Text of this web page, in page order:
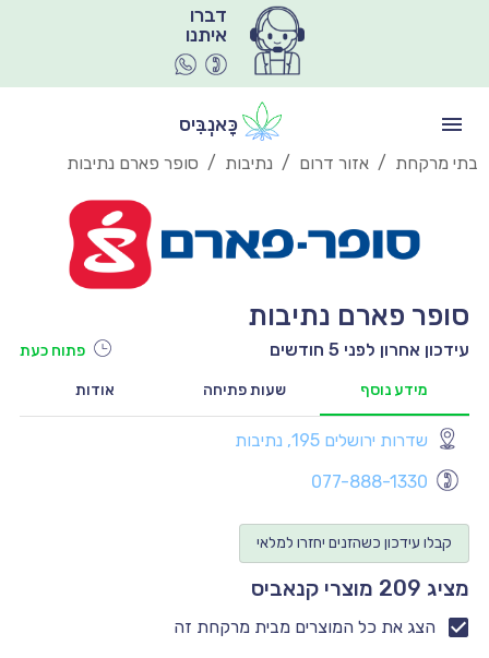
איתנו
כָּאנְבִּיס
בתי מרקחת / אזור דרום / נתיבות / סופר פארם נתיבות
סופר פארם נתיבות
עידכון אחרון לפני 5 חודשים פתוח כעת
מידע נוסף שעות פתיחה אודות
שדרות ירושלים 195, נתיבות
077-888-1330
קבלו עידכון כשהזנים יחזרו למלאי
מציג 209 מוצרי קנאביס
הצג את כל המוצרים מבית מרקחת זה